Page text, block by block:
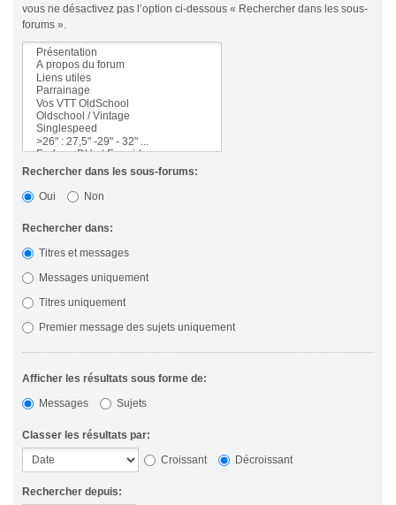
vous ne désactivez pas l’option ci-dessous « Rechercher dans les sous-
forums ».
Rechercher dans les sous-forums:
Oui
Non
Rechercher dans:
Titres et messages
Messages uniquement
Titres uniquement
Premier message des sujets uniquement
Afficher les résultats sous forme de:
Messages
Sujets
Classer les résultats par:
Croissant
Décroissant
Rechercher depuis: